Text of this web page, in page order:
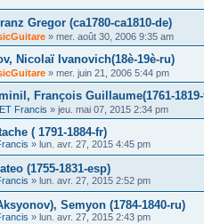
Gregor (ca1780-ca1810-de)
» mer. août 30, 2006 9:35 am
Nicolaï Ivanovich(18è-19è-ru)
» mer. juin 21, 2006 5:44 pm
François Guillaume(1761-
Francis » jeu. mai 07, 2015 2:34 pm
( 1791-1884-fr)
» lun. avr. 27, 2015 4:45 pm
(1755-1831-esp)
» lun. avr. 27, 2015 2:52 pm
Semyon (1784-1840-ru)
» lun. avr. 27, 2015 2:43 pm